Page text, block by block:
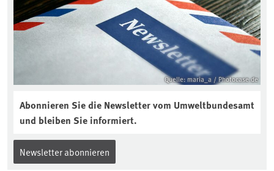
Quelle: maria_a / Photocase.de
Abonnieren Sie die Newsletter vom Umweltbundesamt
und bleiben Sie informiert.
Newsletter abonnieren